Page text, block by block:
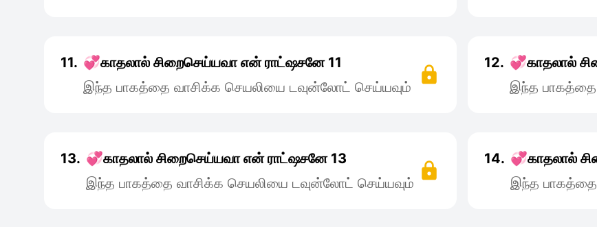
11. 💞காதலால் சிறைசெய்யவா என் ராட்ஷசனே 11
இந்த பாகத்தை வாசிக்க செயலியை டவுன்லோட் செய்யவும்
12. 💞காதலால்
இந்த பாகத்தை
13. 💞காதலால் சிறைசெய்யவா என் ராட்ஷசனே 13
இந்த பாகத்தை வாசிக்க செயலியை டவுன்லோட் செய்யவும்
14. 💞காதலால்
இந்த பாகத்தை